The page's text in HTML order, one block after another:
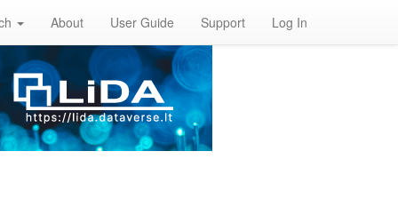
About User Guide Support Log In